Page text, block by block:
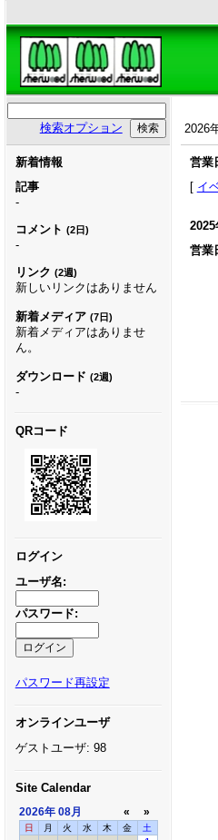
検索オプション
新着情報
記事
-
コメント (2日)
-
リンク (2週)
新しいリンクはありません
新着メディア (7日)
新着メディアはありませ
ん。
ダウンロード (2週)
-
QRコード
ログイン
ユーザ名:
パスワード:
パスワード再設定
オンラインユーザ
ゲストユーザ: 98
Site Calendar
2026年 08月 « »
日 月 火 水 木 金 土
2026
営業
[ イ
2025
営業